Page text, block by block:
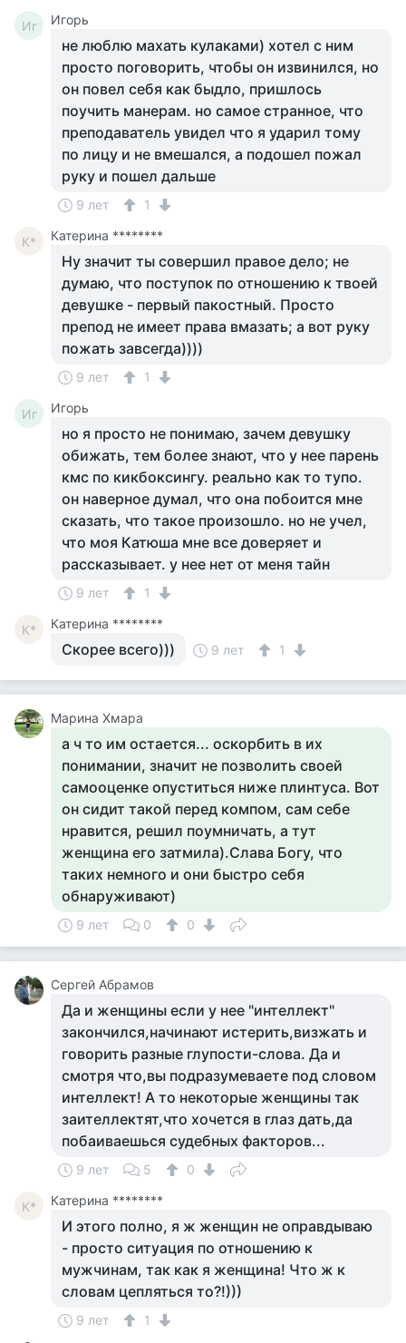
Иг Игорь
не люблю махать кулаками) хотел с ним
просто поговорить, чтобы он извинился, но
он повел себя как быдло, пришлось
поучить манерам. но самое странное, что
преподаватель увидел что я ударил тому
по лицу и не вмешался, а подошел пожал
руку и пошел дальше
9 лет 1
К* Катерина ********
Ну значит ты совершил правое дело; не
думаю, что поступок по отношению к твоей
девушке - первый пакостный. Просто
препод не имеет права вмазать; а вот руку
пожать завсегда))))
9 лет 1
Иг Игорь
но я просто не понимаю, зачем девушку
обижать, тем более знают, что у нее парень
кмс по кикбоксингу. реально как то тупо.
он наверное думал, что она побоится мне
сказать, что такое произошло. но не учел,
что моя Катюша мне все доверяет и
рассказывает. у нее нет от меня тайн
9 лет 1
К* Катерина ********
Скорее всего))) 9 лет 1
Марина Хмара
а ч то им остается... оскорбить в их
понимании, значит не позволить своей
самооценке опуститься ниже плинтуса. Вот
он сидит такой перед компом, сам себе
нравится, решил поумничать, а тут
женщина его затмила).Слава Богу, что
таких немного и они быстро себя
обнаруживают)
9 лет 0 0
Сергей Абрамов
Да и женщины если у нее "интеллект"
закончился,начинают истерить,визжать и
говорить разные глупости-слова. Да и
смотря что,вы подразумеваете под словом
интеллект! А то некоторые женщины так
заителлектят,что хочется в глаз дать,да
побаиваешься судебных факторов...
9 лет 5 0
К* Катерина ********
И этого полно, я ж женщин не оправдываю
- просто ситуация по отношению к
мужчинам, так как я женщина! Что ж к
словам цепляться то?!)))
9 лет
1